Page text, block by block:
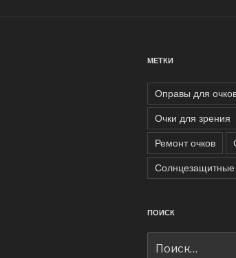
МЕТКИ
Оправы для
Очки для зрения
Ремонт очков
Солнцезащитные
ПОИСК